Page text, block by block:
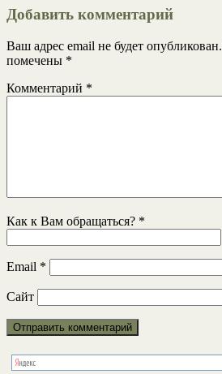
Добавить комментарий
Ваш адрес email не будет опубликован.
помечены *
Комментарий *
Как к Вам обращаться? *
Email *
Сайт